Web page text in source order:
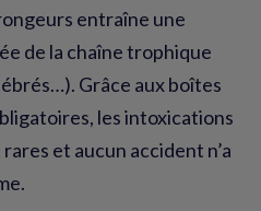
entraîne une
de la chaîne trophique
Grâce aux boîtes
les intoxications
et aucun accident n’a